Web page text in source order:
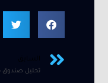
تحليل صندوق